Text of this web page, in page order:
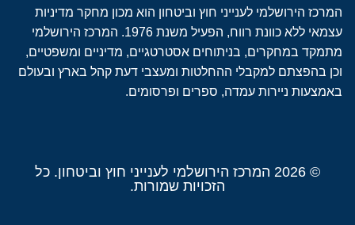
המרכז הירושלמי לענייני חוץ וביטחון הוא מכון מחקר מדיניות
עצמאי ללא כוונת רווח, הפעיל משנת 1976. המרכז הירושלמי
מתמקד במחקרים, בניתוחים אסטרטגיים, מדיניים ומשפטיים,
וכן בהפצתם למקבלי ההחלטות ומעצבי דעת קהל בארץ ובעולם
באמצעות ניירות עמדה, ספרים ופרסומים.
© 2026 המרכז הירושלמי לענייני חוץ וביטחון. כל
הזכויות שמורות.